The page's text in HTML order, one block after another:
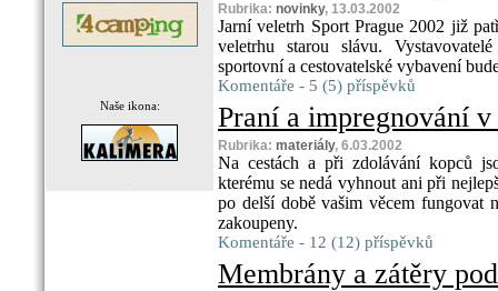
Naše ikona:
Rubrika: novinky, 13.03.2002
Jarní veletrh Sport Prague 2002 již
veletrhu starou slávu.
sportovní a cestovatelské vybavení
Komentáře - 5 (5) příspěvků
Praní a impregnování
Rubrika: materiály, 6.03.2002
Na cestách a při zdolávání kopců
kterému se nedá vyhnout ani při
po delší době vašim věcem fungovat
zakoupeny.
Komentáře - 12 (12) příspěvků
Membrány a zátěry